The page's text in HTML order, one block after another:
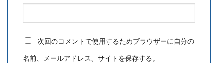
次回のコメントで使用するためブラウザーに自分の
名前、メールアドレス、サイトを保存する。